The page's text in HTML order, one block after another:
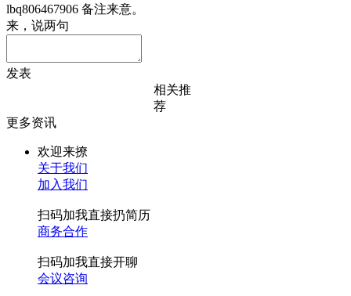
lbq806467906 备注来意。
来，说两句
发表
相关推
荐
更多资讯
欢迎来撩
关于我们
加入我们
扫码加我直接扔简历
商务合作
扫码加我直接开聊
会议咨询